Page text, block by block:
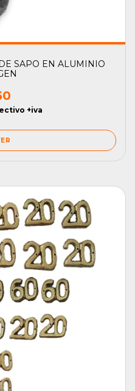
SAPO EN ALUMINIO
+iva